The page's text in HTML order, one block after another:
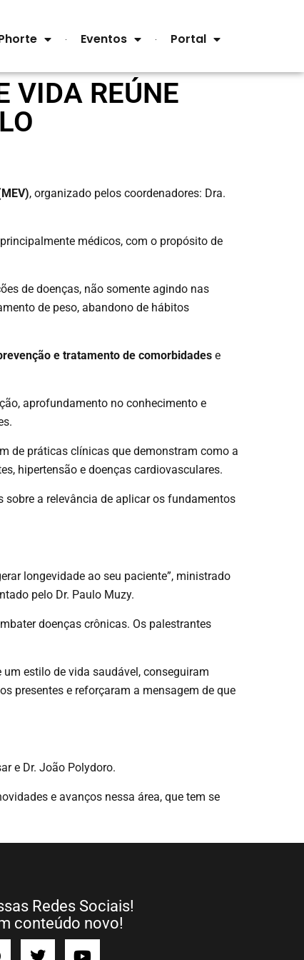
Eventos Portal
VIDA REÚNE
, organizado pelos coordenadores: Dra.
médicos, com o propósito de
de doenças, não somente agindo nas
de peso, abandono de hábitos
e tratamento de comorbidades e
aprofundamento no conhecimento e
de práticas clínicas que demonstram como a
hipertensão e doenças cardiovasculares.
a relevância de aplicar os fundamentos
longevidade ao seu paciente”, ministrado
pelo Dr. Paulo Muzy.
doenças crônicas. Os palestrantes
estilo de vida saudável, conseguiram
presentes e reforçaram a mensagem de que
e Dr. João Polydoro.
e avanços nessa área, que tem se
Redes Sociais!
conteúdo novo!